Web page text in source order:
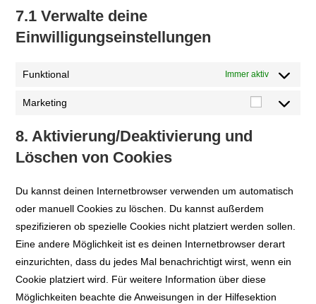
7.1 Verwalte deine
Einwilligungseinstellungen
Funktional Immer aktiv
Marketing
Marketing
8. Aktivierung/Deaktivierung und
Löschen von Cookies
Du kannst deinen Internetbrowser verwenden um automatisch
oder manuell Cookies zu löschen. Du kannst außerdem
spezifizieren ob spezielle Cookies nicht platziert werden sollen.
Eine andere Möglichkeit ist es deinen Internetbrowser derart
einzurichten, dass du jedes Mal benachrichtigt wirst, wenn ein
Cookie platziert wird. Für weitere Information über diese
Möglichkeiten beachte die Anweisungen in der Hilfesektion